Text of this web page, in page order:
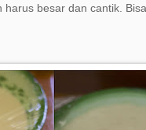
besar dan cantik. Bisa